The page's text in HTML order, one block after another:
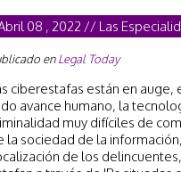
08 , 2022 // Las
enLegal Today
ciberestafas están en auge,
avance humano, la
muy difíciles de
la sociedad de la
de los